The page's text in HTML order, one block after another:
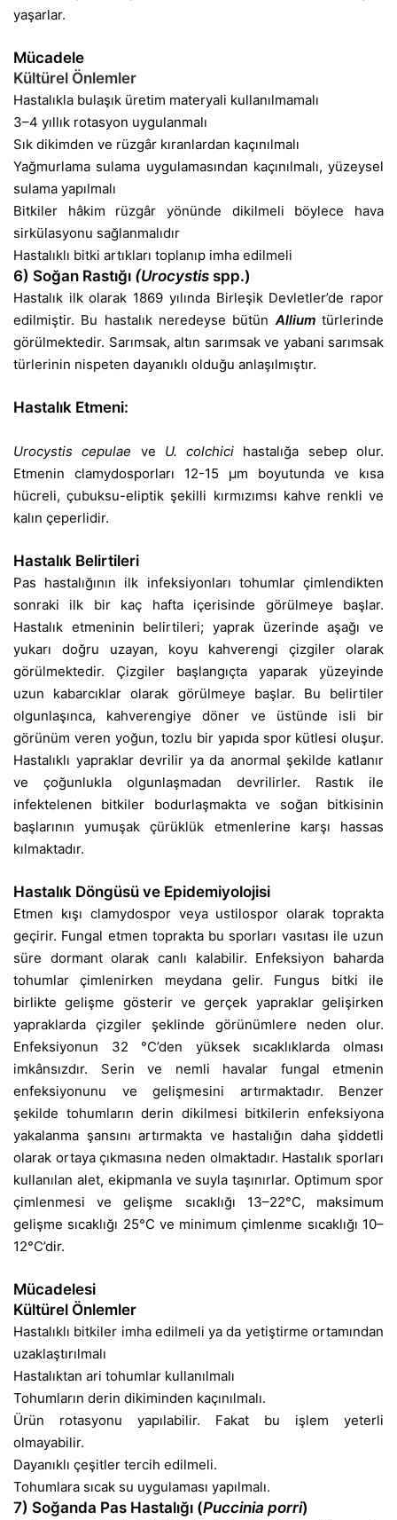
yaşarlar.
Mücadele
Kültürel Önlemler
Hastalıkla bulaşık üretim materyali kullanılmamalı
3–4 yıllık rotasyon uygulanmalı
Sık dikimden ve rüzgâr kıranlardan kaçınılmalı
Yağmurlama sulama uygulamasından kaçınılmalı, yüzeysel
sulama yapılmalı
Bitkiler hâkim rüzgâr yönünde dikilmeli böylece hava
sirkülasyonu sağlanmalıdır
Hastalıklı bitki artıkları toplanıp imha edilmeli
6) Soğan Rastığı (Urocystis spp.)
Hastalık ilk olarak 1869 yılında Birleşik Devletler’de rapor
edilmiştir. Bu hastalık neredeyse bütünAlliumtürlerinde
görülmektedir. Sarımsak, altın sarımsak ve yabani sarımsak
türlerinin nispeten dayanıklı olduğu anlaşılmıştır.
Hastalık Etmeni:
Urocystis cepulae ve U. colchici hastalığa sebep olur.
Etmenin clamydosporları 12-15 µm boyutunda ve kısa
hücreli, çubuksu-eliptik şekilli kırmızımsı kahve renkli ve
kalın çeperlidir.
Hastalık Belirtileri
Pas hastalığının ilk infeksiyonları tohumlar çimlendikten
sonraki ilk bir kaç hafta içerisinde görülmeye başlar.
Hastalık etmeninin belirtileri; yaprak üzerinde aşağı ve
yukarı doğru uzayan, koyu kahverengi çizgiler olarak
görülmektedir. Çizgiler başlangıçta yaparak yüzeyinde
uzun kabarcıklar olarak görülmeye başlar. Bu belirtiler
olgunlaşınca, kahverengiye döner ve üstünde isli bir
görünüm veren yoğun, tozlu bir yapıda spor kütlesi oluşur.
Hastalıklı yapraklar devrilir ya da anormal şekilde katlanır
ve çoğunlukla olgunlaşmadan devrilirler. Rastık ile
infektelenen bitkiler bodurlaşmakta ve soğan bitkisinin
başlarının yumuşak çürüklük etmenlerine karşı hassas
kılmaktadır.
Hastalık Döngüsü ve Epidemiyolojisi
Etmen kışı clamydospor veya ustilospor olarak toprakta
geçirir. Fungal etmen toprakta bu sporları vasıtası ile uzun
süre dormant olarak canlı kalabilir. Enfeksiyon baharda
tohumlar çimlenirken meydana gelir. Fungus bitki ile
birlikte gelişme gösterir ve gerçek yapraklar gelişirken
yapraklarda çizgiler şeklinde görünümlere neden olur.
Enfeksiyonun 32 °C’den yüksek sıcaklıklarda olması
imkânsızdır. Serin ve nemli havalar fungal etmenin
enfeksiyonunu ve gelişmesini artırmaktadır. Benzer
şekilde tohumların derin dikilmesi bitkilerin enfeksiyona
yakalanma şansını artırmakta ve hastalığın daha şiddetli
olarak ortaya çıkmasına neden olmaktadır. Hastalık sporları
kullanılan alet, ekipmanla ve suyla taşınırlar. Optimum spor
çimlenmesi ve gelişme sıcaklığı 13–22°C, maksimum
gelişme sıcaklığı 25°C ve minimum çimlenme sıcaklığı 10–
12°C’dir.
Mücadelesi
Kültürel Önlemler
Hastalıklı bitkiler imha edilmeli ya da yetiştirme ortamından
uzaklaştırılmalı
Hastalıktan ari tohumlar kullanılmalı
Tohumların derin dikiminden kaçınılmalı.
Ürün rotasyonu yapılabilir. Fakat bu işlem yeterli
olmayabilir.
Dayanıklı çeşitler tercih edilmeli.
Tohumlara sıcak su uygulaması yapılmalı.
7) Soğanda Pas Hastalığı (Puccinia porri)